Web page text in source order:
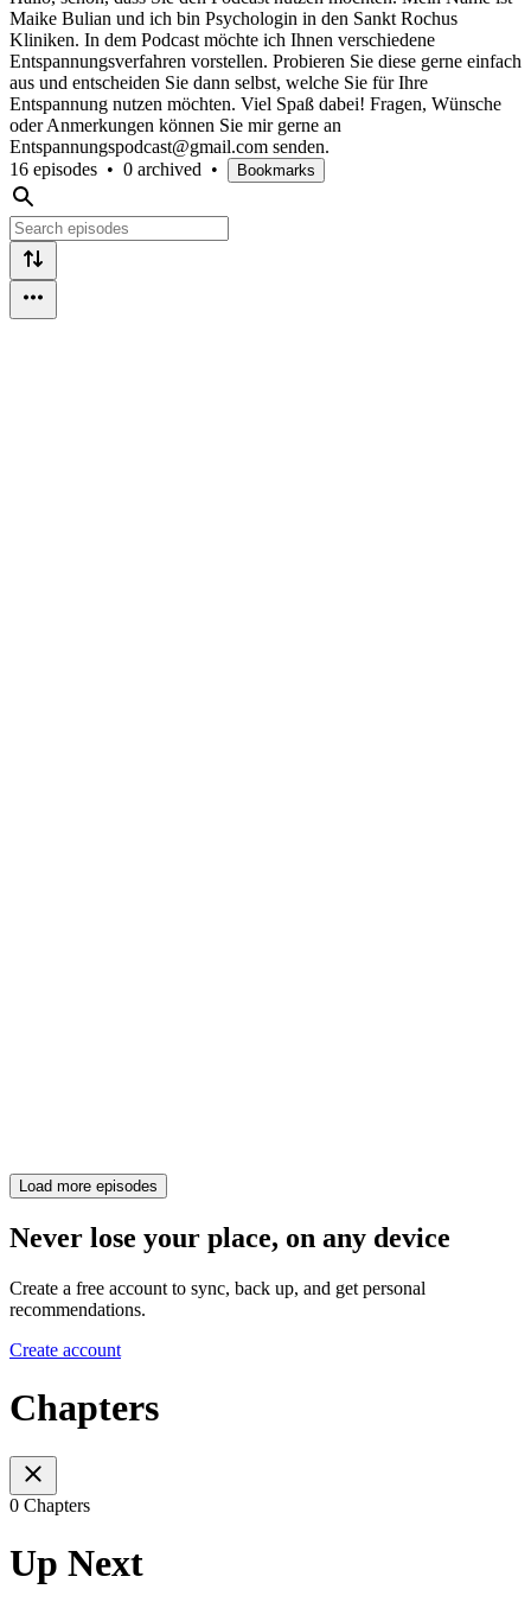
Maike Bulian und ich bin Psychologin in den Sankt Rochus
Kliniken. In dem Podcast möchte ich Ihnen verschiedene
Entspannungsverfahren vorstellen. Probieren Sie diese gerne einfach
aus und entscheiden Sie dann selbst, welche Sie für Ihre
Entspannung nutzen möchten. Viel Spaß dabei! Fragen, Wünsche
oder Anmerkungen können Sie mir gerne an
Entspannungspodcast@gmail.com senden.
16 episodes • 0 archived • Bookmarks
Load more episodes
Never lose your place, on any device
Create a free account to sync, back up, and get personal
recommendations.
Create account
Chapters
0 Chapters
Up Next